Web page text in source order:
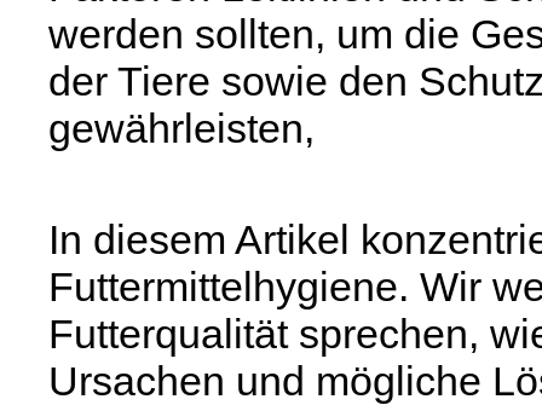
werden sollten, um die
der Tiere sowie den
gewährleisten,
In diesem Artikel
Futtermittelhygiene. Wir
Futterqualität sprechen,
Ursachen und mögliche